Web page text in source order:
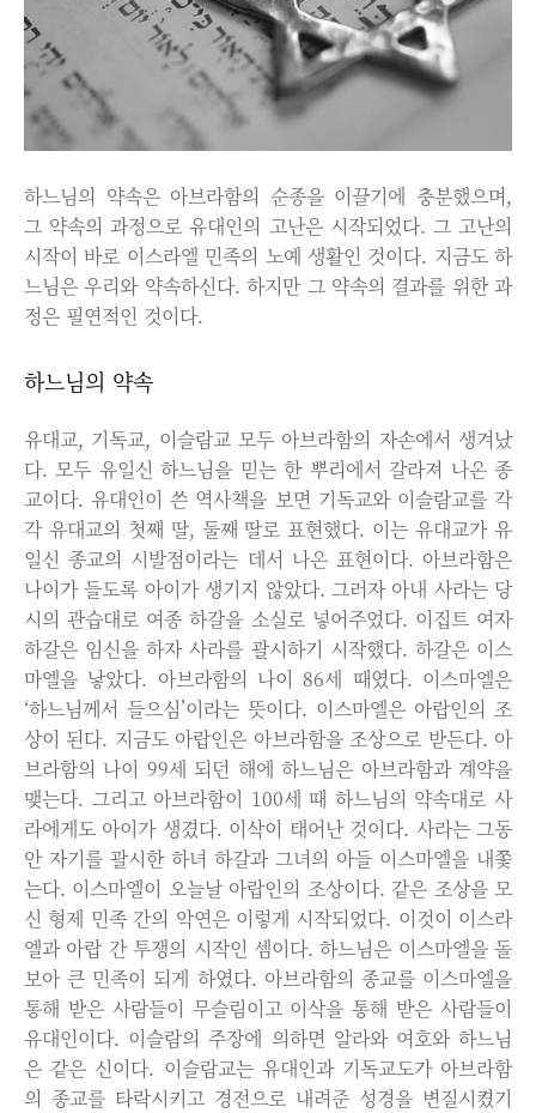
하느님의 약속은 아브라함의 순종을 이끌기에 충분했으며,
그 약속의 과정으로 유대인의 고난은 시작되었다. 그 고난의
시작이 바로 이스라엘 민족의 노예 생활인 것이다. 지금도 하
느님은 우리와 약속하신다. 하지만 그 약속의 결과를 위한 과
정은 필연적인 것이다.
하느님의 약속
유대교, 기독교, 이슬람교 모두 아브라함의 자손에서 생겨났
다. 모두 유일신 하느님을 믿는 한 뿌리에서 갈라져 나온 종
교이다. 유대인이 쓴 역사책을 보면 기독교와 이슬람교를 각
각 유대교의 첫째 딸, 둘째 딸로 표현했다. 이는 유대교가 유
일신 종교의 시발점이라는 데서 나온 표현이다. 아브라함은
나이가 들도록 아이가 생기지 않았다. 그러자 아내 사라는 당
시의 관습대로 여종 하갈을 소실로 넣어주었다. 이집트 여자
하갈은 임신을 하자 사라를 괄시하기 시작했다. 하갈은 이스
마엘을 낳았다. 아브라함의 나이 86세 때였다. 이스마엘은
‘하느님께서 들으심’이라는 뜻이다. 이스마엘은 아랍인의 조
상이 된다. 지금도 아랍인은 아브라함을 조상으로 받든다. 아
브라함의 나이 99세 되던 해에 하느님은 아브라함과 계약을
맺는다. 그리고 아브라함이 100세 때 하느님의 약속대로 사
라에게도 아이가 생겼다. 이삭이 태어난 것이다. 사라는 그동
안 자기를 괄시한 하녀 하갈과 그녀의 아들 이스마엘을 내쫓
는다. 이스마엘이 오늘날 아랍인의 조상이다. 같은 조상을 모
신 형제 민족 간의 악연은 이렇게 시작되었다. 이것이 이스라
엘과 아랍 간 투쟁의 시작인 셈이다. 하느님은 이스마엘을 돌
보아 큰 민족이 되게 하였다. 아브라함의 종교를 이스마엘을
통해 받은 사람들이 무슬림이고 이삭을 통해 받은 사람들이
유대인이다. 이슬람의 주장에 의하면 알라와 여호와 하느님
은 같은 신이다. 이슬람교는 유대인과 기독교도가 아브라함
의 종교를 타락시키고 경전으로 내려준 성경을 변질시켰기